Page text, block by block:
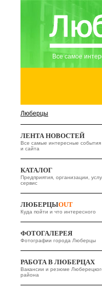
Все самое
Люберцы
ЛЕНТА НОВОСТЕЙ
Все самые интересные события
и сайта
КАТАЛОГ
Предприятия, организации,
сервис
ЛЮБЕРЦЫOUT
Куда пойти и что интересного
ФОТОГАЛЕРЕЯ
Фотографии города Люберцы
РАБОТА В ЛЮБЕРЦАХ
Вакансии и резюме
района